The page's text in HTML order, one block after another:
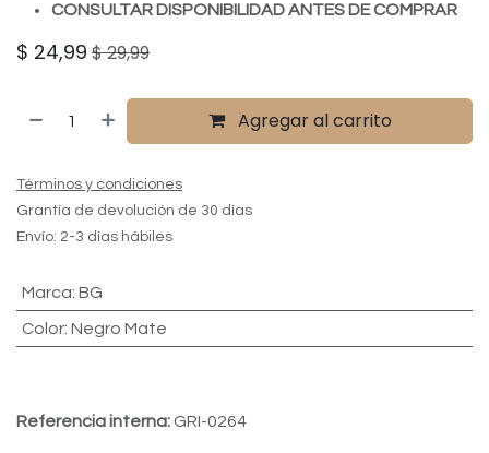
CONSULTAR DISPONIBILIDAD ANTES DE COMPRAR
$ 24,99 $29,99
Agregar al carrito
Términos y condiciones
Grantía de devolución de 30 días
Envío: 2-3 días hábiles
Marca: BG
Color: Negro Mate
Referencia interna: GRI-0264